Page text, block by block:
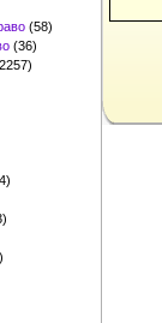
(58)
(36)